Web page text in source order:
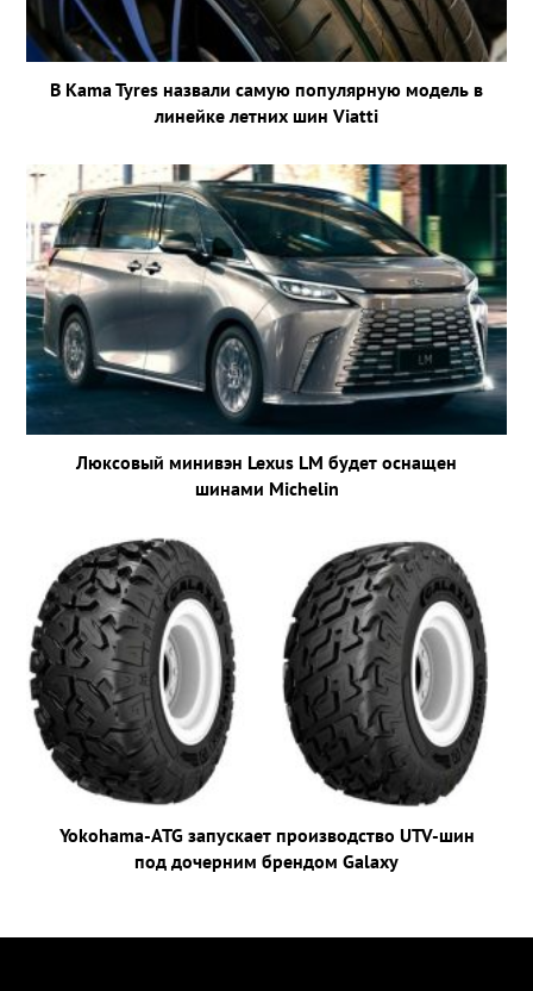
В Kama Tyres назвали самую популярную модель в
линейке летних шин Viatti
Люксовый минивэн Lexus LM будет оснащен
шинами Michelin
Yokohama-ATG запускает производство UTV-шин
под дочерним брендом Galaxy